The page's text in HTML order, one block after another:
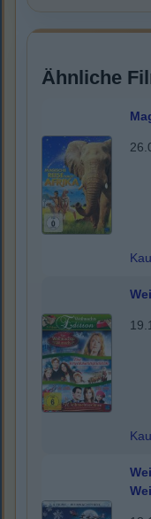
Ähnliche